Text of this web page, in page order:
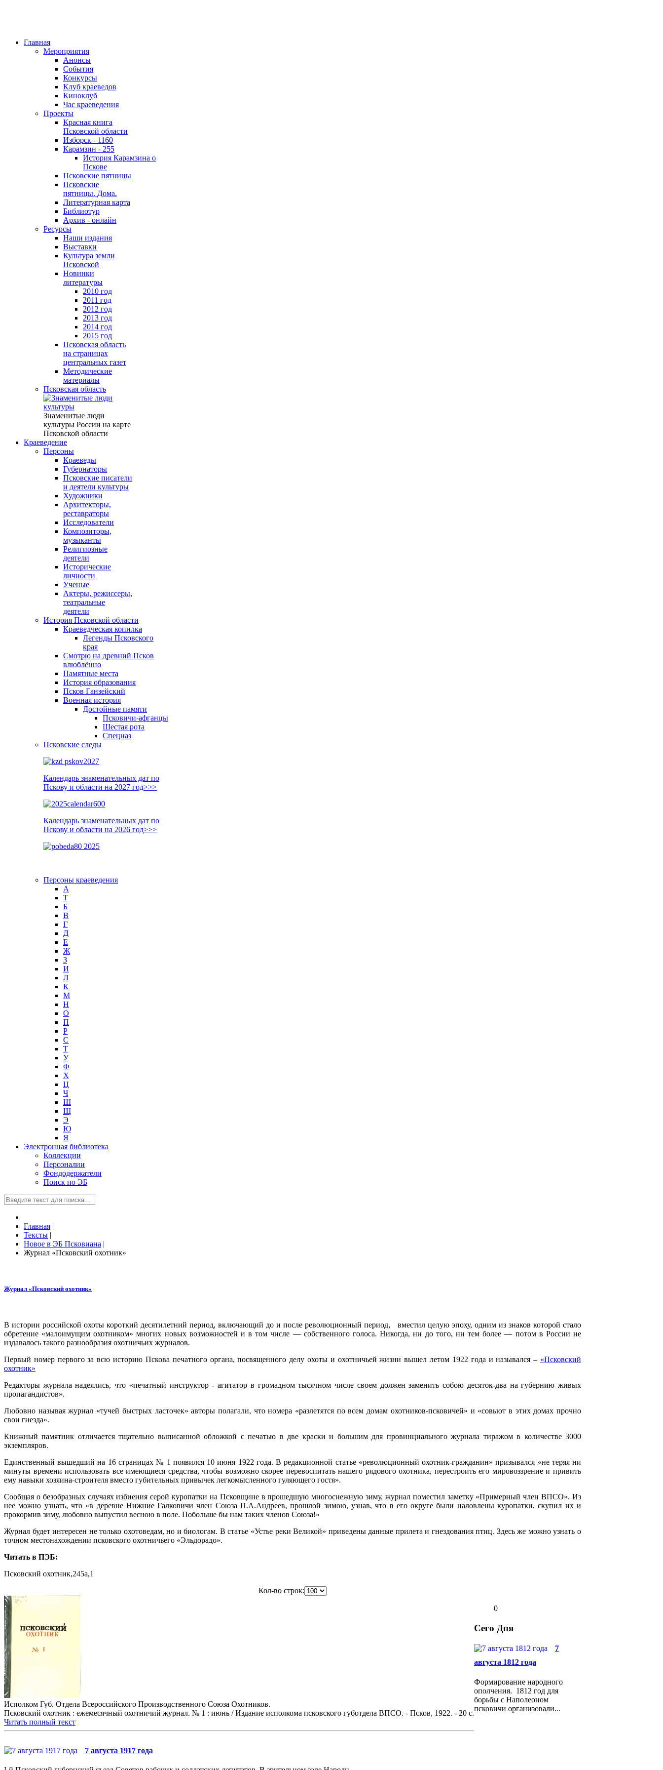
Главная
Мероприятия
Анонсы
События
Конкурсы
Клуб краеведов
Киноклуб
Час краеведения
Проекты
Красная книга
Псковской области
Изборск - 1160
Карамзин - 255
История Карамзина о
Пскове
Псковские пятницы
Псковские
пятницы. Дома.
Литературная карта
Библиотур
Архив - онлайн
Ресурсы
Наши издания
Выставки
Культура земли
Псковской
Новинки
литературы
2010 год
2011 год
2012 год
2013 год
2014 год
2015 год
Псковская область
на страницах
центральных газет
Методические
материалы
Псковская область
Знаменитые люди
культуры России на карте
Псковской области
Краеведение
Персоны
Краеведы
Губернаторы
Псковские писатели
и деятели культуры
Художники
Архитекторы,
реставраторы
Исследователи
Композиторы,
музыканты
Религиозные
деятели
Исторические
личности
Ученые
Актеры, режиссеры,
театральные
деятели
История Псковской области
Краеведческая копилка
Легенды Псковского
края
Смотрю на древний Псков
влюблённо
Памятные места
История образования
Псков Ганзейский
Военная история
Достойные памяти
Псковичи-афганцы
Шестая рота
Спецназ
Псковские следы
Календарь знаменательных дат по
Пскову и области на 2027 год>>>
Календарь знаменательных дат по
Пскову и области на 2026 год>>>
Персоны краеведения
А
T
Б
В
Г
Д
Е
Ж
З
И
Л
К
М
Н
О
П
Р
С
Т
У
Ф
Х
Ц
Ч
Ш
Щ
Э
Ю
Я
Электронная библиотека
Коллекции
Персоналии
Фондодержатели
Поиск по ЭБ
Главная |
Тексты |
Новое в ЭБ Псковиана |
Журнал «Псковский охотник»
Журнал «Псковский охотник»
В истории российской охоты короткий десятилетний период, включающий до и после революционный период, вместил целую эпоху, одним из знаков которой стало
обретение «малоимущим охотником» многих новых возможностей и в том числе — собственного голоса. Никогда, ни до того, ни тем более — потом в России не
издавалось такого разнообразия охотничьих журналов.
Первый номер первого за всю историю Пскова печатного органа, посвященного делу охоты и охотничьей жизни вышел летом 1922 года и назывался – «Псковский
охотник»
Редакторы журнала надеялись, что «печатный инструктор - агитатор в громадном тысячном числе своем должен заменить собою десяток-два на губернию живых
пропагандистов».
Любовно называя журнал «тучей быстрых ласточек» авторы полагали, что номера «разлетятся по всем домам охотников-псковичей» и «совьют в этих домах прочно
свои гнезда».
Книжный памятник отличается тщательно выписанной обложкой с печатью в две краски и большим для провинциального журнала тиражом в количестве 3000
экземпляров.
Единственный вышедший на 16 страницах № 1 появился 10 июня 1922 года. В редакционной статье «революционный охотник-гражданин» призывался «не теряя ни
минуты времени использовать все имеющиеся средства, чтобы возможно скорее перевоспитать нашего рядового охотника, перестроить его мировоззрение и привить
ему навыки хозяина-строителя вместо губительных привычек легкомысленного гуляющего гостя».
Сообщая о безобразных случаях избиения серой куропатки на Псковщине в прошедшую многоснежную зиму, журнал поместил заметку «Примерный член ВПСО». Из
нее можно узнать, что «в деревне Нижние Галковичи член Союза П.А.Андреев, прошлой зимою, узнав, что в его округе были наловлены куропатки, скупил их и
прокормив зиму, любовно выпустил весною в поле. Побольше бы нам таких членов Союза!»
Журнал будет интересен не только охотоведам, но и биологам. В статье «Устье реки Великой» приведены данные прилета и гнездования птиц. Здесь же можно узнать о
точном местонахождении псковского охотничьего «Эльдорадо».
Читать в ПЭБ:
Псковский охотник,245a,1
Кол-во строк:
Исполком Губ. Отдела Всероссийского Производственного Союза Охотников.
Псковский охотник : ежемесячный охотничий журнал. № 1 : июнь / Издание исполкома псковского губотдела ВПСО. - Псков, 1922. - 20 с.
Читать полный текст
0
Сего Дня
7
августа 1812 года
Формирование народного
ополчения. 1812 год для
борьбы с Наполеоном
псковичи организовали...
7 августа 1917 года